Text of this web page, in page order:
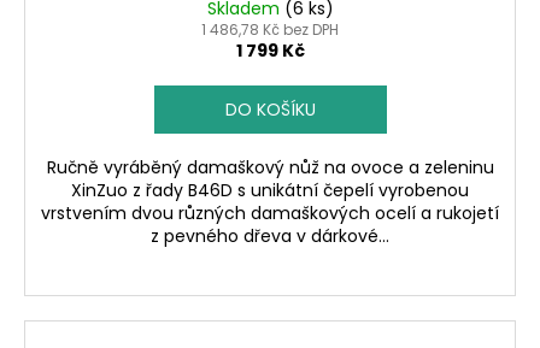
Skladem (6 ks)
1 486,78 Kč bez DPH
1 799 Kč
DO KOŠÍKU
Ručně vyráběný damaškový nůž na ovoce a zeleninu
XinZuo z řady B46D s unikátní čepelí vyrobenou
vrstvením dvou různých damaškových ocelí a rukojetí
z pevného dřeva v dárkové...